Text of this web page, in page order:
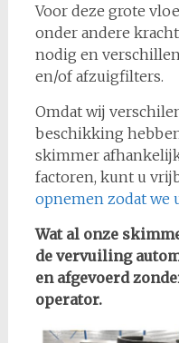
Voor deze grote
onder andere
nodig en
en/of afzuigfilters.
Omdat wij
beschikking
skimmer
factoren, kunt u
opnemen zodat we
Wat al onze
de vervuiling
en afgevoerd
operator.